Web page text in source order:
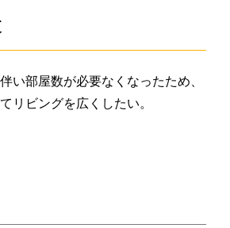
い部屋数が必要なくなったため、
リビングを広くしたい。